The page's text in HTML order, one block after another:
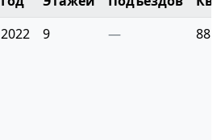
2022 9 — 88